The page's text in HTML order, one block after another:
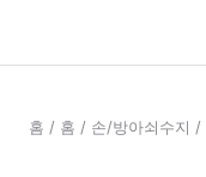
홈 / 홈 / 손/방아쇠수지 /